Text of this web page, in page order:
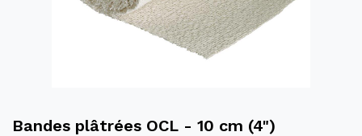
Bandes plâtrées OCL - 10 cm (4")